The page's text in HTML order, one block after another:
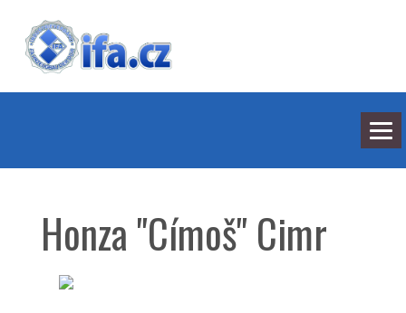
BARVY
SEDMILHÁŘI
Honza "Címoš" Cimr